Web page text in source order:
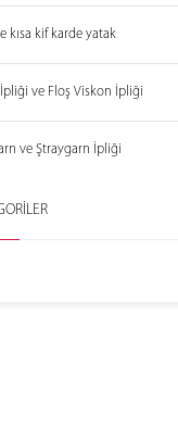
kısa kif karde yatak
ve Floş Viskon İpliği
ve Ştraygarn İpliği